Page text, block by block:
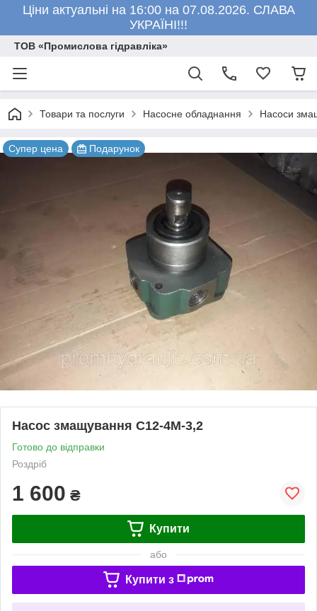
Ціни актуальні на 16:00 на 07.08.2026. СЛАВА
УКРАЇНІ!!!
ТОВ «Промислова гідравліка»
Товари та послуги Насосне обладнання Насоси
Супер цена Подарунок
Насос змащування С12-4М-3,2
Готово до відправки
Роздріб
1 600 ₴
Купити
або
Купити з